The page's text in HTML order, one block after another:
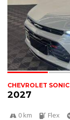
CHEVROLET SONIC
2027
0 km Flex